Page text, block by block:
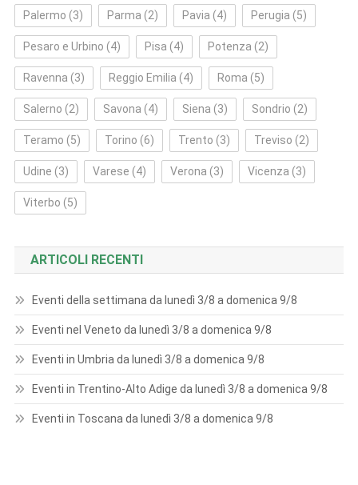
Palermo (3) Parma (2) Pavia (4) Perugia (5)
Pesaro e Urbino (4) Pisa (4) Potenza (2)
Ravenna (3) Reggio Emilia (4) Roma (5)
Salerno (2) Savona (4) Siena (3) Sondrio (2)
Teramo (5) Torino (6) Trento (3) Treviso (2)
Udine (3) Varese (4) Verona (3) Vicenza (3)
Viterbo (5)
ARTICOLI RECENTI
Eventi della settimana da lunedì 3/8 a domenica 9/8
Eventi nel Veneto da lunedì 3/8 a domenica 9/8
Eventi in Umbria da lunedì 3/8 a domenica 9/8
Eventi in Trentino-Alto Adige da lunedì 3/8 a domenica 9/8
Eventi in Toscana da lunedì 3/8 a domenica 9/8